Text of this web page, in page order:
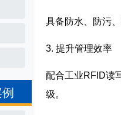
具备防水、防污
3. 提升管理效率
配合工业RFID读
级。